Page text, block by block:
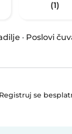
(1)
· Poslovi
Registruj se